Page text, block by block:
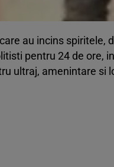
au incins spiritele,
pentru 24 de ore,
ultraj, amenintare si